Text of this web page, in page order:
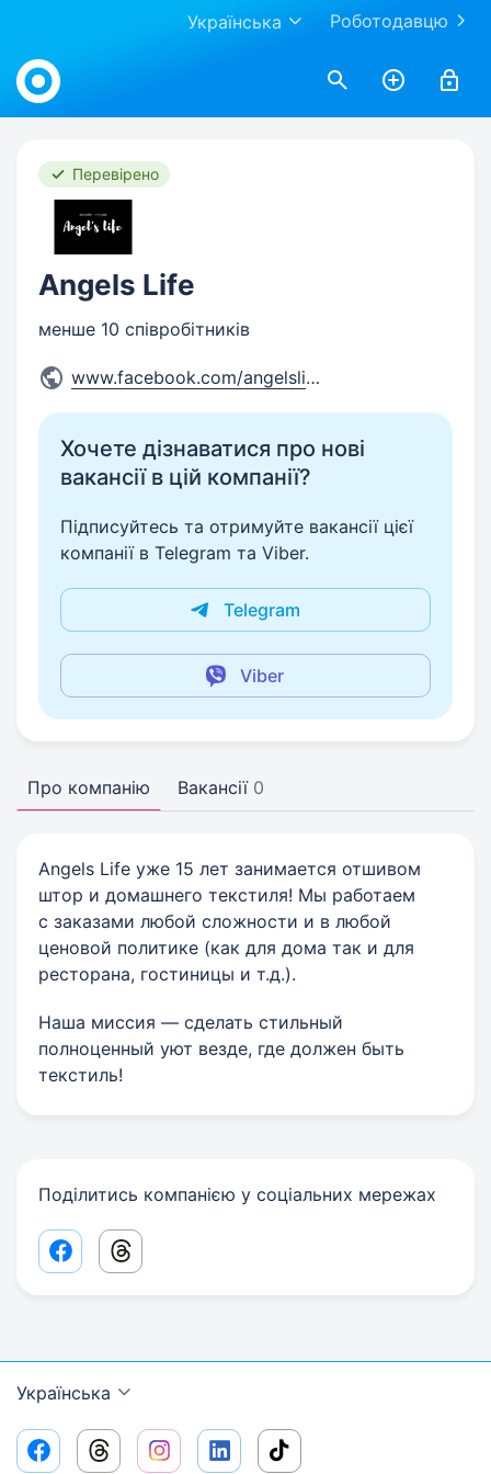
Роботодавцю
Українська
Work.ua
Перевірено
Angels Life
менше 10 співробітників
www.facebook.com/angelslife.
Хочете дізнаватися про нові
вакансії в цій компанії?
Підписуйтесь та отримуйте вакансії цієї
компанії в Telegram та Viber.
Telegram
Viber
Про компанію Вакансії 0
Angels Life уже 15 лет занимается отшивом
штор и домашнего текстиля! Мы работаем
с заказами любой сложности и в любой
ценовой политике (как для дома так и для
ресторана, гостиницы и т.д.).
Наша миссия — сделать стильный
полноценный уют везде, где должен быть
текстиль!
Поділитись компанією у соціальних мережах
Facebook share link
Threads share link
Українська